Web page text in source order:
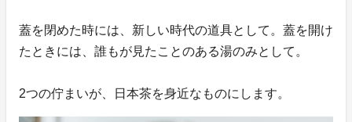
蓋を閉めた時には、新しい時代の道具として。蓋を開け
たときには、誰もが見たことのある湯のみとして。
2つの佇まいが、日本茶を身近なものにします。